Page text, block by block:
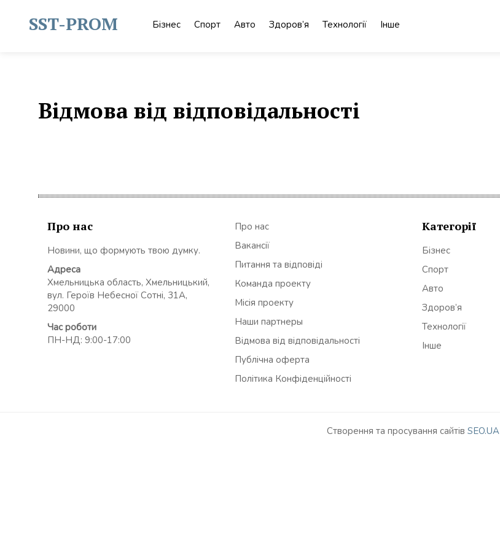
contentSST-PROM Бізнес Спорт Авто Здоров’я Технології Інше
Відмова від відповідальності
Про нас
Новини, що формують твою думку.
Адреса
Хмельницька область, Хмельницький,
вул. Героїв Небесної Сотні, 31А,
29000
Час роботи
ПН-НД: 9:00-17:00
Про нас
Вакансії
Питання та відповіді
Команда проекту
Місія проекту
Наши партнеры
Відмова від відповідальності
Публічна оферта
Політика Конфіденційності
Категорії
Бізнес
Спорт
Авто
Здоров’я
Технології
Інше
Створення та просування сайтів SEO.UA